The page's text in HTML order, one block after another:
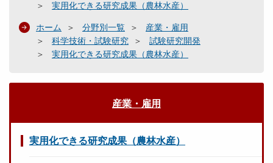
実用化できる研究成果（農林水産）
ホーム 分野別一覧
産業・雇用
科学技術・試験研究
試験研究開発
実用化できる研究成果（農林水産）
産業・雇用
実用化できる研究成果（農林水産）